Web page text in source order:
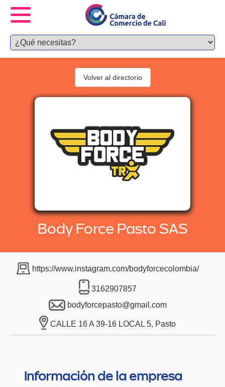
Body Force Pasto SAS
Volver al directorio
https://www.instagram.com/bodyforcecolombia/
3162907857
bodyforcepasto@gmail.com
CALLE 16 A 39-16 LOCAL 5, Pasto
Información de la empresa